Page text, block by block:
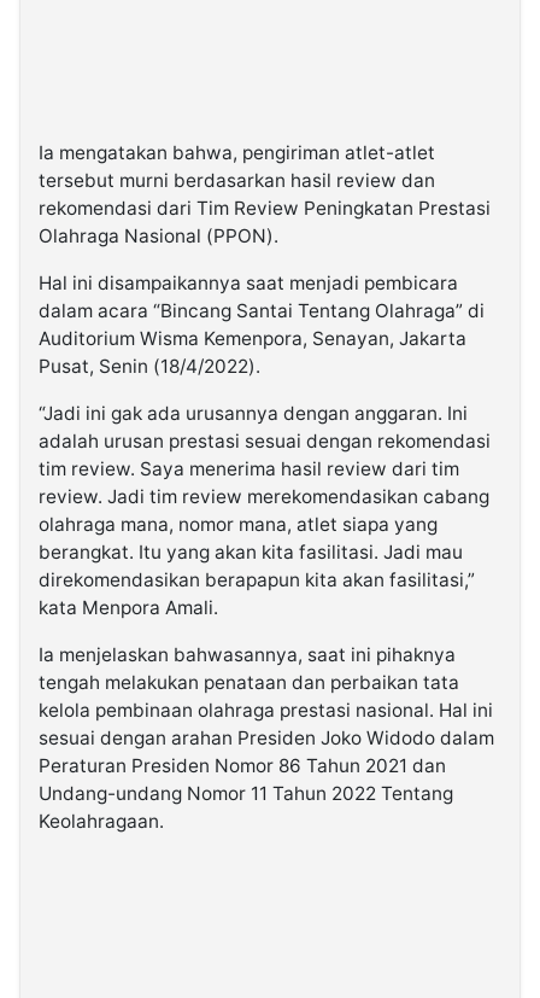
Ia mengatakan bahwa, pengiriman atlet-atlet
tersebut murni berdasarkan hasil review dan
rekomendasi dari Tim Review Peningkatan Prestasi
Olahraga Nasional (PPON).
Hal ini disampaikannya saat menjadi pembicara
dalam acara “Bincang Santai Tentang Olahraga” di
Auditorium Wisma Kemenpora, Senayan, Jakarta
Pusat, Senin (18/4/2022).
“Jadi ini gak ada urusannya dengan anggaran. Ini
adalah urusan prestasi sesuai dengan rekomendasi
tim review. Saya menerima hasil review dari tim
review. Jadi tim review merekomendasikan cabang
olahraga mana, nomor mana, atlet siapa yang
berangkat. Itu yang akan kita fasilitasi. Jadi mau
direkomendasikan berapapun kita akan fasilitasi,”
kata Menpora Amali.
Ia menjelaskan bahwasannya, saat ini pihaknya
tengah melakukan penataan dan perbaikan tata
kelola pembinaan olahraga prestasi nasional. Hal ini
sesuai dengan arahan Presiden Joko Widodo dalam
Peraturan Presiden Nomor 86 Tahun 2021 dan
Undang-undang Nomor 11 Tahun 2022 Tentang
Keolahragaan.